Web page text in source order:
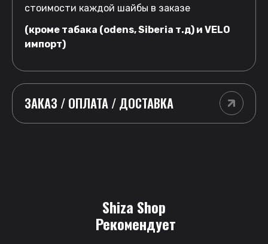
стоимости каждой шайбы в заказе
(кроме табака (odens, Siberia т.д) и VELO
импорт)
ЗАКАЗ / ОПЛАТА / ДОСТАВКА
Shiza Shop
Рекомендует